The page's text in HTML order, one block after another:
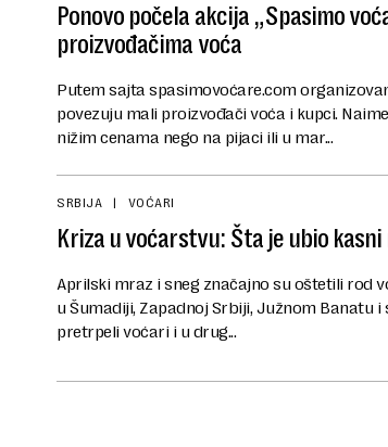
Ponovo počela akcija „Spasimo
proizvođačima voća
Putem sajta spasimovoćare.com
povezuju mali proizvođači voća i kupci.
nižim cenama nego na pijaci ili u mar...
SRBIJA VOĆARI
Kriza u voćarstvu: Šta je ubio
Aprilski mraz i sneg značajno su oštetili rod
u Šumadiji, Zapadnoj Srbiji, Južnom Banatu
pretrpeli voćari i u drug...